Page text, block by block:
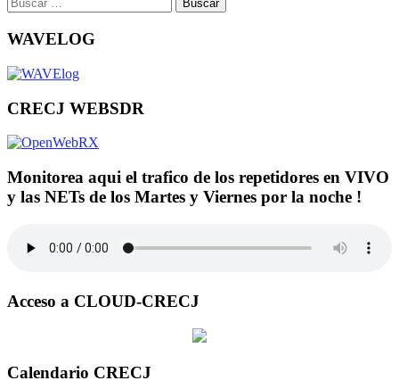
WAVELOG
CRECJ WEBSDR
Monitorea aqui el trafico de los repetidores en VIVO
y las NETs de los Martes y Viernes por la noche !
Acceso a CLOUD-CRECJ
Calendario CRECJ